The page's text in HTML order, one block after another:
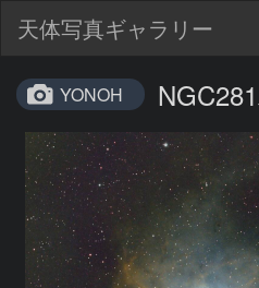
天体写真ギャラリー
YONOH